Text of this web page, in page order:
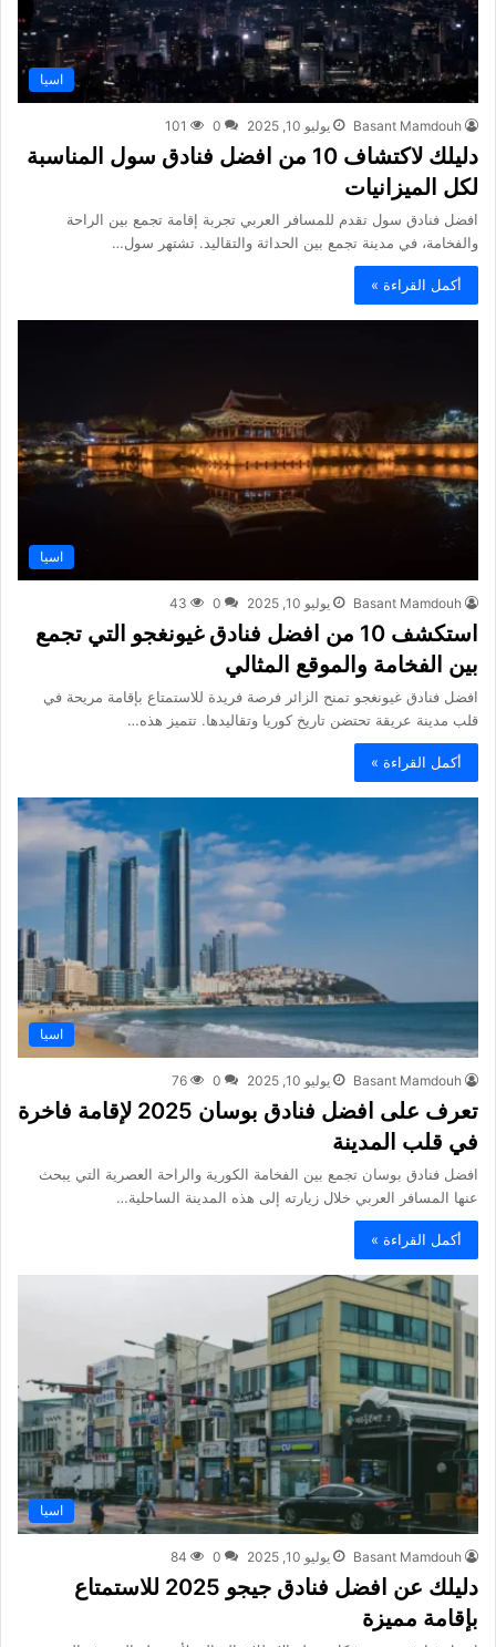
اسيا
Basant Mamdouh يوليو 10, 2025 0
101
دليلك لاكتشاف 10 من افضل فنادق سول المناسبة
لكل الميزانيات
افضل فنادق سول تقدم للمسافر العربي تجربة إقامة تجمع بين الراحة
والفخامة، في مدينة تجمع بين الحداثة والتقاليد. تشتهر سول…
أكمل القراءة »
اسيا
Basant Mamdouh يوليو 10, 2025 0
43
استكشف 10 من افضل فنادق غيونغجو التي تجمع
بين الفخامة والموقع المثالي
افضل فنادق غيونغجو تمنح الزائر فرصة فريدة للاستمتاع بإقامة مريحة في
قلب مدينة عريقة تحتضن تاريخ كوريا وتقاليدها. تتميز هذه…
أكمل القراءة »
اسيا
Basant Mamdouh يوليو 10, 2025 0
76
تعرف على افضل فنادق بوسان 2025 لإقامة فاخرة
في قلب المدينة
افضل فنادق بوسان تجمع بين الفخامة الكورية والراحة العصرية التي يبحث
عنها المسافر العربي خلال زيارته إلى هذه المدينة الساحلية…
أكمل القراءة »
اسيا
Basant Mamdouh يوليو 10, 2025 0
84
دليلك عن افضل فنادق جيجو 2025 للاستمتاع
بإقامة مميزة